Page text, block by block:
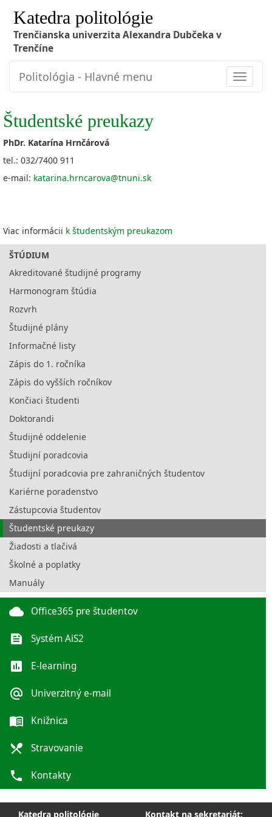
Katedra politológie
Trenčianska univerzita Alexandra Dubčeka v
Trenčíne
Toggle
Politológia - Hlavné menu
Študentské preukazy
PhDr. Katarína Hrnčárová
tel.: 032/7400 911
e-mail: katarina.hrncarova@tnuni.sk
Viac informácii k študentským preukazom
ŠTÚDIUM
Akreditované študijné programy
Harmonogram štúdia
Rozvrh
Študijné plány
Informačné listy
Zápis do 1. ročníka
Zápis do vyšších ročníkov
Končiaci študenti
Doktorandi
Študijné oddelenie
Študijní poradcovia
Študijní poradcovia pre zahraničných študentov
Kariérne poradenstvo
Zástupcovia študentov
Študentské preukazy
Žiadosti a tlačivá
Školné a poplatky
Manuály
cloud Office365 pre študentov
feed Systém AiS2
poll E-learning
alternate_email Univerzitný e-mail
menu_book Knižnica
local_dining Stravovanie
phone Kontakty
Katedra politológie Kontakt na sekretariát: